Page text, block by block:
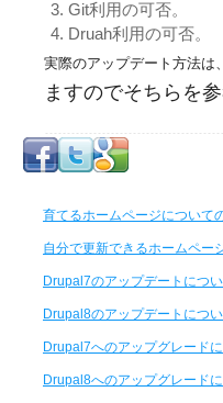
Git利用の可否。
Druah利用の可否。
実際のアップデート方法は、
ますのでそちらを
育てるホームページについて
自分で更新できるホームペー
Drupal7のアップデートにつ
Drupal8のアップデートにつ
Drupal7へのアップグレード
Drupal8へのアップグレード